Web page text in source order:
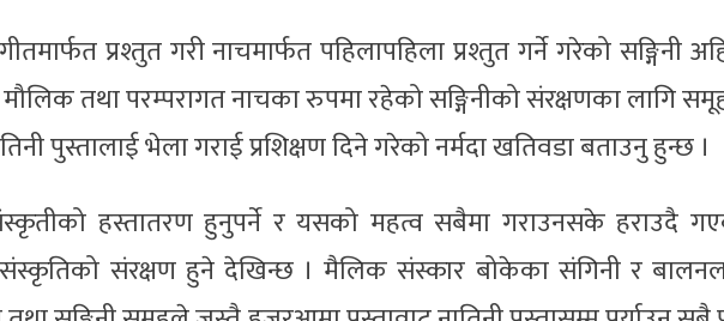
प्रश्तुत गरी नाचमार्फत पहिलापहिला प्रश्तुत गर्ने गरेको सङ्गिनी
तथा परम्परागत नाचका रुपमा रहेको सङ्गिनीको संरक्षणका लागि
पुस्तालाई भेला गराई प्रशिक्षण दिने गरेको नर्मदा खतिवडा बताउनु हुन्छ ।
हस्तातरण हुनुपर्ने र यसको महत्व सबैमा गराउनसके हराउदै
संरक्षण हुने देखिन्छ । मैलिक संस्कार बोकेका संगिनी र